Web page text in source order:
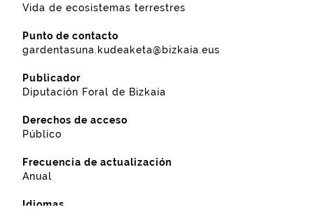
Vida de ecosistemas terrestres
Punto de contacto
gardentasuna.kudeaketa@bizkaia.eus
Publicador
Diputación Foral de Bizkaia
Derechos de acceso
Público
Frecuencia de actualización
Anual
Idiomas